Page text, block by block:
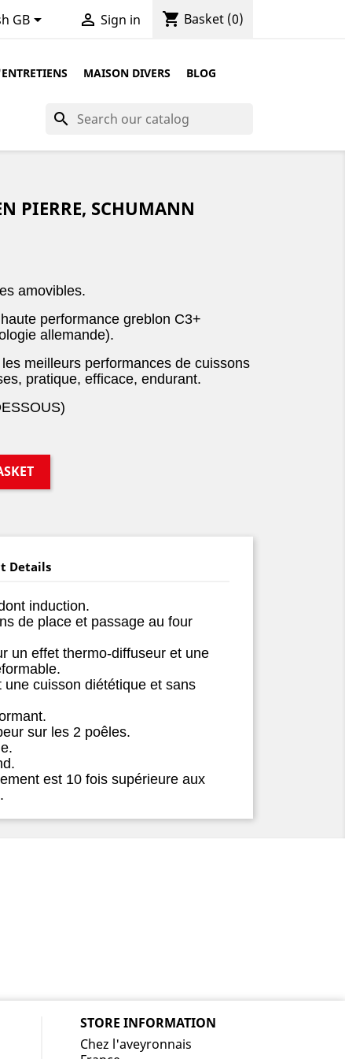
GB  Sign in shopping_cart Basket (0)
MAISON DIVERS BLOG
search
PIERRE, SCHUMANN
amovibles.
performance greblon C3+
allemande).
meilleurs performances de cuissons
pratique, efficace, endurant.
Details
induction.
de place et passage au four
un effet thermo-diffuseur et une
cuisson diététique et sans
sur les 2 poêles.
est 10 fois supérieure aux
STORE INFORMATION
Chez l'aveyronnais